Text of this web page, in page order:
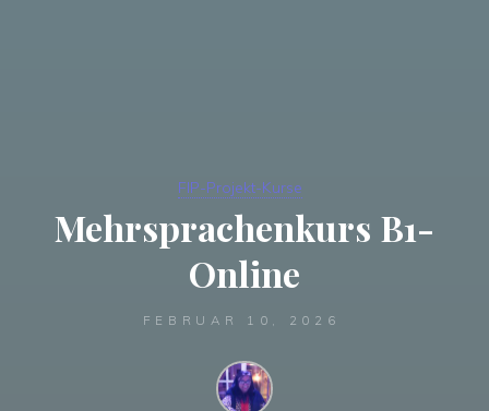
FIP-Projekt-Kurse
Mehrsprachenkurs B1-
Online
FEBRUAR 10, 2026